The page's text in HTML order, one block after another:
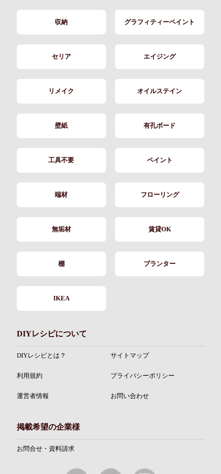
収納 グラフィティーペイント
セリア エイジング
リメイク オイルステイン
壁紙 有孔ボード
工具不要 ペイント
端材 フローリング
無垢材 賃貸OK
棚 プランター
IKEA
DIYレシピについて
DIYレシピとは？ サイトマップ
利用規約 プライバシーポリシー
運営者情報 お問い合わせ
掲載希望の企業様
お問合せ・資料請求